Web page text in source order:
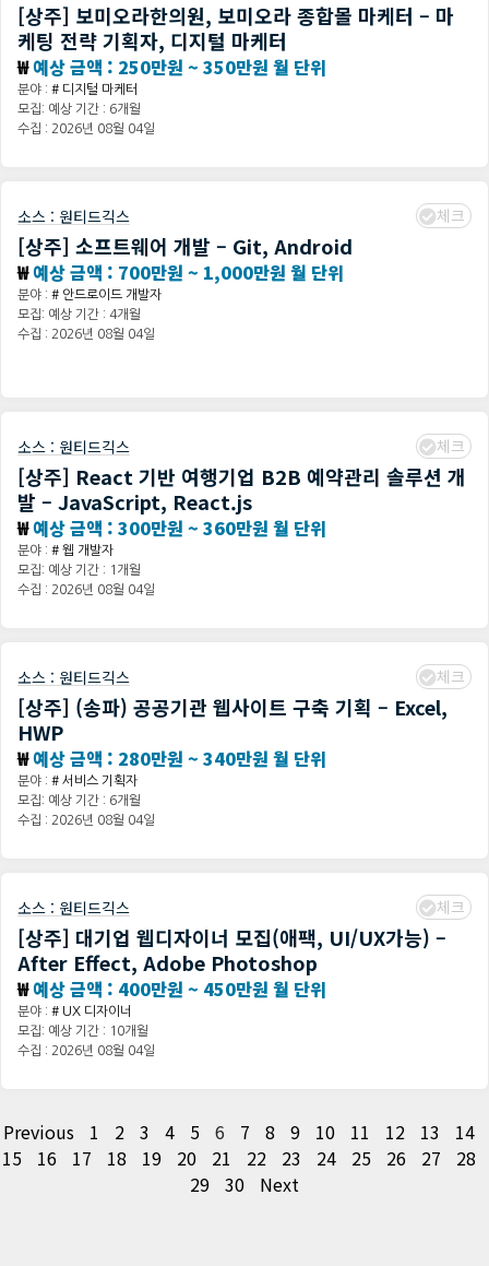
[상주] 보미오라한의원, 보미오라 종합몰 마케터 – 마
케팅 전략 기획자, 디지털 마케터
₩예상 금액 : 250만원 ~ 350만원 월 단위
분야 : # 디지털 마케터
모집: 예상 기간 : 6개월
수집 : 2026년 08월 04일
소스 : 원티드긱스 체크
[상주] 소프트웨어 개발 – Git, Android
₩예상 금액 : 700만원 ~ 1,000만원 월 단위
분야 : # 안드로이드 개발자
모집: 예상 기간 : 4개월
수집 : 2026년 08월 04일
소스 : 원티드긱스 체크
[상주] React 기반 여행기업 B2B 예약관리 솔루션 개
발 – JavaScript, React.js
₩예상 금액 : 300만원 ~ 360만원 월 단위
분야 : # 웹 개발자
모집: 예상 기간 : 1개월
수집 : 2026년 08월 04일
소스 : 원티드긱스 체크
[상주] (송파) 공공기관 웹사이트 구축 기획 – Excel,
HWP
₩예상 금액 : 280만원 ~ 340만원 월 단위
분야 : # 서비스 기획자
모집: 예상 기간 : 6개월
수집 : 2026년 08월 04일
소스 : 원티드긱스 체크
[상주] 대기업 웹디자이너 모집(애팩, UI/UX가능) –
After Effect, Adobe Photoshop
₩예상 금액 : 400만원 ~ 450만원 월 단위
분야 : # UX 디자이너
모집: 예상 기간 : 10개월
수집 : 2026년 08월 04일
Previous 1 2 3 4 5 6 7 8 9 10 11 12 13
14
15
16 17 18 19 20 21 22 23 24 25 26 27
28
29 30 Next